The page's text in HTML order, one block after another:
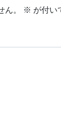
。 ※ が付い